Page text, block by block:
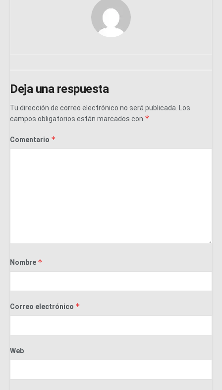
Deja una respuesta
Tu dirección de correo electrónico no será publicada.
Los
campos obligatorios están marcados con *
Comentario *
Nombre *
Correo electrónico *
Web